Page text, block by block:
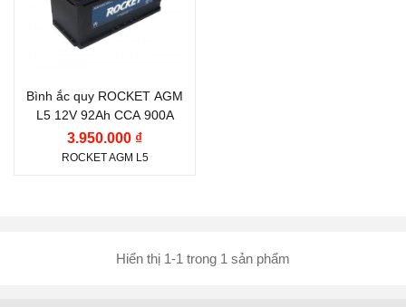
Dung lượng (Ah):
900 A
Công nghệ:AGM
(Absorbent Glass Mat)
Bình ắc quy ROCKET AGM
L5 12V 92Ah CCA 900A
3.950.000 ₫
ROCKET AGM L5
Hiển thị 1-1 trong 1 sản phẩm